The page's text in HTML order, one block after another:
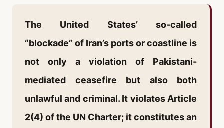
The United States’ so-called
“blockade” of Iran’s ports or coastline is
not only a violation of Pakistani-
mediated ceasefire but also both
unlawful and criminal. It violates Article
2(4) of the UN Charter; it constitutes an